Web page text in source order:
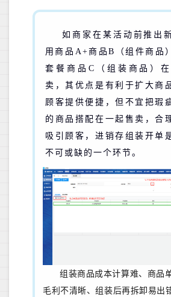
如商家在某活动前推出
用商品A+商品B（组件商品
套餐商品C（组装商品）
卖，其优点是有利于扩大商
顾客提供便捷，但不宜把瑕
的商品搭配在一起售卖，合
吸引顾客，进销存组装开单
不可或缺的一个环节。
组装商品成本计算难、商品
毛利不清晰、组装后再拆卸易出